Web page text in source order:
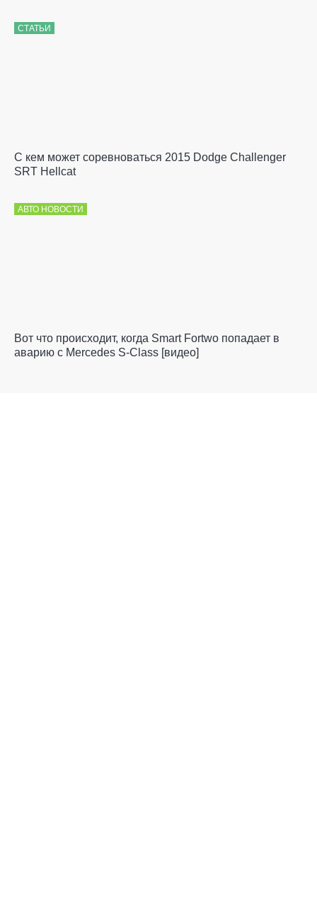
СТАТЬИ
С кем может соревноваться 2015 Dodge Challenger
SRT Hellcat
АВТО НОВОСТИ
Вот что происходит, когда Smart Fortwo попадает в
аварию с Mercedes S-Class [видео]